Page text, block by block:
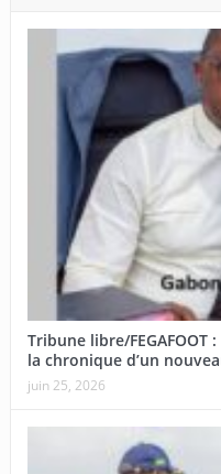
Tribune libre/
la chronique d’un
juin 25, 2026